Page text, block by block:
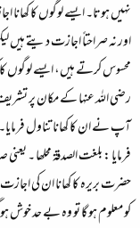
نہیں ہوتا۔ ایسے لوگوں کا
اور نہ صراحتاً اجازت دیتے
محسوس کرتے ہیں، ایسے لوگوں
رضی اللہ عنہا کے مکان پر
آپ نے ان کا کھانا تناول
فرمایا :بلغت الصدقۃ محلھا ۔
حضرت بریرہ کا کھانا ان کی
کو معلوم ہو گا تو وہ بے حد